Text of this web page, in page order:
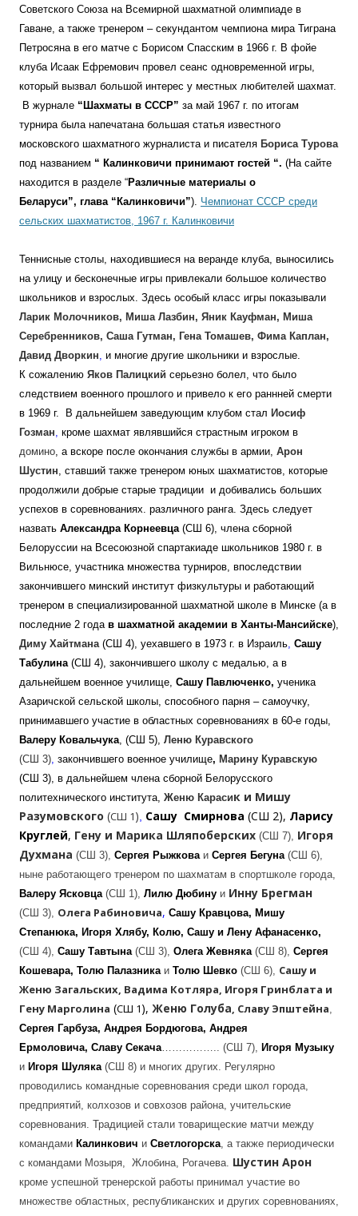
Советского Союза на Всемирной шахматной олимпиаде в
Гаване, а также тренером – секундантом чемпиона мира Тиграна
Петросяна в его матче с Борисом Спасским в 1966 г. В фойе
клуба Исаак Ефремович провел сеанс одновременной игры,
который вызвал большой интерес у местных любителей шахмат.
В журнале “Шахматы в СССР” за май 1967 г. по итогам
турнира была напечатана большая статья известного
московского шахматного журналиста и писателя Бориса Турова
под названием “ Калинковичи принимают гостей “. (На сайте
находится в разделе “Различные материалы о
Беларуси”, глава “Калинковичи”). Чемпионат СССР среди
сельских шахматистов, 1967 г. Калинковичи
Теннисные столы, находившиеся на веранде клуба, выносились
на улицу и бесконечные игры привлекали большое количество
школьников и взрослых. Здесь особый класс игры показывали
Ларик Молочников, Миша Лазбин, Яник Кауфман, Миша
Серебренников, Саша Гутман, Гена Томашев, Фима Каплан,
Давид Дворкин и многие другие школьники и взрослые.
К сожалению Яков Палицкий серьезно болел, что было
следствием военного прошлого и привело к его раннней смерти
в 1969 г. В дальнейшем заведующим клубом стал Иосиф
Гозман кроме шахмат являвшийся страстным игроком в
домино , а вскоре после окончания службы в армии, Арон
Шустин , ставший также тренером юных шахматистов, которые
продолжили добрые старые традиции и добивались больших
успехов в соревнованиях. различного ранга. Здесь следует
назвать Александра Корнеевца (СШ 6), члена сборной
Белоруссии на Всесоюзной спартакиаде школьников 1980 г. в
Вильнюсе, участника множества турниров, впоследствии
закончившего минский институт физкультуры и работающий
тренером в специализированной шахматной школе в Минске (а в
последние 2 года в шахматной академии в Ханты-Мансийске),
Диму Хайтмана (СШ 4), уехавшего в 1973 г. в Израиль Сашу
Табулина (СШ 4), закончившего школу с медалью, а в
дальнейшем военное училище, Сашу Павлюченко, ученика
Азаричской сельской школы, способного парня – самоучку,
принимавшего участие в областных соревнованиях в 60-е годы,
Валеру Ковальчука , (СШ 5), Леню Куравского
(СШ 3) закончившего военное училище, Марину Куравскую
(СШ 3), в дальнейшем члена сборной Белорусского
политехнического института, Женю Карасик и Мишу
Разумовского (СШ 1) Сашу Смирнова (СШ 2), Ларису
Круглей, Гену и Марика Шляпоберских (СШ 7), Игоря
Духмана (СШ 3), Сергея Рыжкова и Сергея Бегуна (СШ 6),
ныне работающего тренером по шахматам в спортшколе города,
Валеру Ясковца (СШ 1), Лилю Дюбину и Инну Брегман
(СШ 3), Олега Рабиновича, Сашу Кравцова, Мишу
Степанюка, Игоря Хлябу, Колю, Сашу и Лену Афанасенко,
(СШ 4), Сашу Тавтына (СШ 3), Олега Жевняка (СШ 8), Сергея
Кошевара, Толю Палазника и Толю Шевко (СШ 6), Сашу и
Женю Загальских, Вадима Котляра, Игоря Гринблата и
Гену Марголина (СШ 1), Женю Голуба, Славу Эпштейна
Сергея Гарбуза, Андрея Бордюгова, Андрея
Ермоловича, Славу Секача …………….. (СШ 7), Игоря Музыку
и Игоря Шуляка (СШ 8) и многих других. Регулярно
проводились командные соревнования среди школ города,
предприятий, колхозов и совхозов района, учительские
соревнования. Традицией стали товарищеские матчи между
командами Калинкович и Светлогорска , а также периодически
с командами Мозыря, Жлобина, Рогачева. Шустин Арон
кроме успешной тренерской работы принимал участие во
множестве областных, республиканских и других соревнованиях,